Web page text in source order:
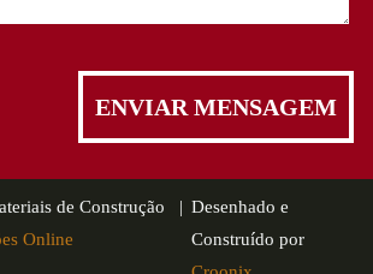
de Construção |
Online
Desenhado e
Construído por